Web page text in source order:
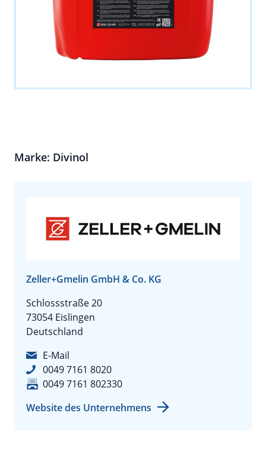
Marke: Divinol
Zeller+Gmelin GmbH & Co. KG
Schlossstraße 20
73054 Eislingen
Deutschland
E-Mail
0049 7161 8020
0049 7161 802330
Website des Unternehmens